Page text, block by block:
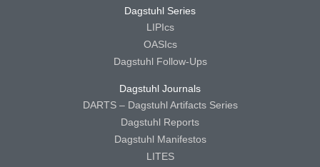
Dagstuhl Series
LIPIcs
OASIcs
Dagstuhl Follow-Ups
Dagstuhl Journals
DARTS – Dagstuhl Artifacts Series
Dagstuhl Reports
Dagstuhl Manifestos
LITES